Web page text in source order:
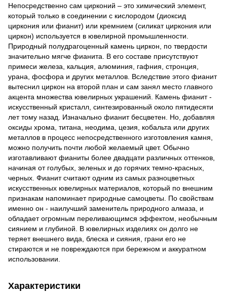
Непосредственно сам цирконий – это химический элемент,
который только в соединении с кислородом (диоксид
циркония или фианит) или кремнием (силикат циркония или
циркон) используется в ювелирной промышленности.
Природный полудрагоценный камень циркон, по твердости
значительно мягче фианита. В его составе присутствуют
примеси железа, кальция, алюминия, гафния, стронция,
урана, фосфора и других металлов. Вследствие этого фианит
вытеснил циркон на второй план и сам занял место главного
акцента множества ювелирных украшений. Камень фианит -
искусственный кристалл, синтезированный около пятидесяти
лет тому назад. Изначально фианит бесцветен. Но, добавляя
оксиды хрома, титана, неодима, цезия, кобальта или других
металлов в процесс непосредственного изготовления камня,
можно получить почти любой желаемый цвет. Обычно
изготавливают фианиты более двадцати различных оттенков,
начиная от голубых, зеленых и до горячих темно-красных,
черных. Фианит считают одним из самых разноцветных
искусственных ювелирных материалов, который по внешним
признакам напоминает природные самоцветы. По свойствам
именно он - наилучший заменитель природного алмаза, и
обладает огромным переливающимся эффектом, необычным
сиянием и глубиной. В ювелирных изделиях он долго не
теряет внешнего вида, блеска и сияния, грани его не
стираются и не повреждаются при бережном и аккуратном
использовании.
Характеристики